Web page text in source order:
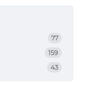
77
159
43